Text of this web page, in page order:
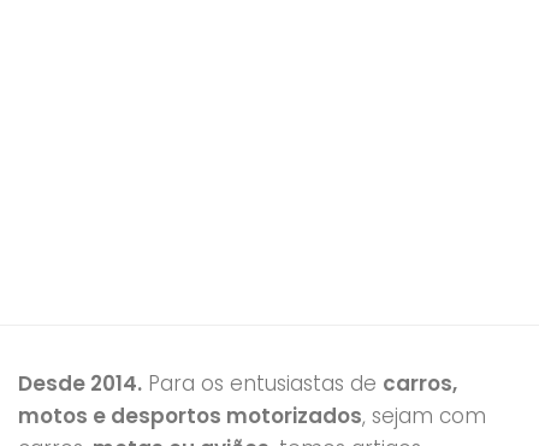
Desde 2014. Para os entusiastas de carros,
motos e desportos motorizados, sejam com